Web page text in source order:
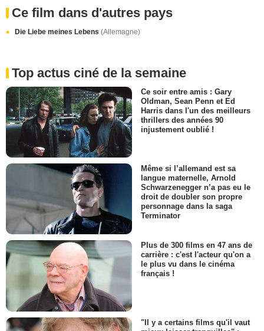
Ce film dans d'autres pays
Die Liebe meines Lebens (Allemagne)
Top actus ciné de la semaine
Ce soir entre amis : Gary
Oldman, Sean Penn et Ed
Harris dans l'un des meilleurs
thrillers des années 90
injustement oublié !
Même si l’allemand est sa
langue maternelle, Arnold
Schwarzenegger n’a pas eu le
droit de doubler son propre
personnage dans la saga
Terminator
Plus de 300 films en 47 ans de
carrière : c'est l'acteur qu'on a
le plus vu dans le cinéma
français !
"Il y a certains films qu'il vaut